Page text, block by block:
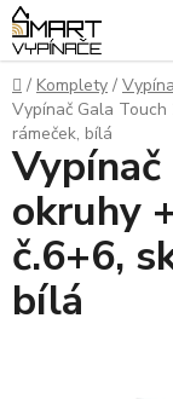
Přejít
na
obsah
Domů
/ Komplety /
Vypínač Gala
rámeček, bílá
Vypínač
okruhy
č.6+6,
bílá